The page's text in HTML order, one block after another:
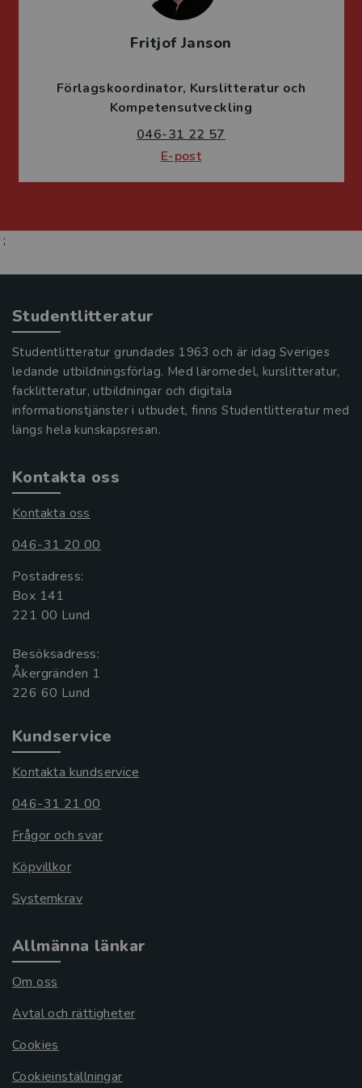
Fritjof Janson
Förlagskoordinator Kurslitteratur och
Kompetensutveckling
046-31 22 57
E-post
;
Studentlitteratur
Studentlitteratur grundades 1963 och är idag Sveriges
ledande utbildningsförlag. Med läromedel, kurslitteratur,
facklitteratur, utbildningar och digitala
informationstjänster i utbudet, finns Studentlitteratur med
längs hela kunskapsresan.
Kontakta oss
Kontakta oss
046-31 20 00
Postadress:
Box 141
221 00 Lund
Besöksadress:
Åkergränden 1
Kundservice
Kontakta kundservice
046-31 21 00
Frågor och svar
Köpvillkor
Systemkrav
Allmänna länkar
Om oss
Avtal och rättigheter
Cookies
Cookieinställningar